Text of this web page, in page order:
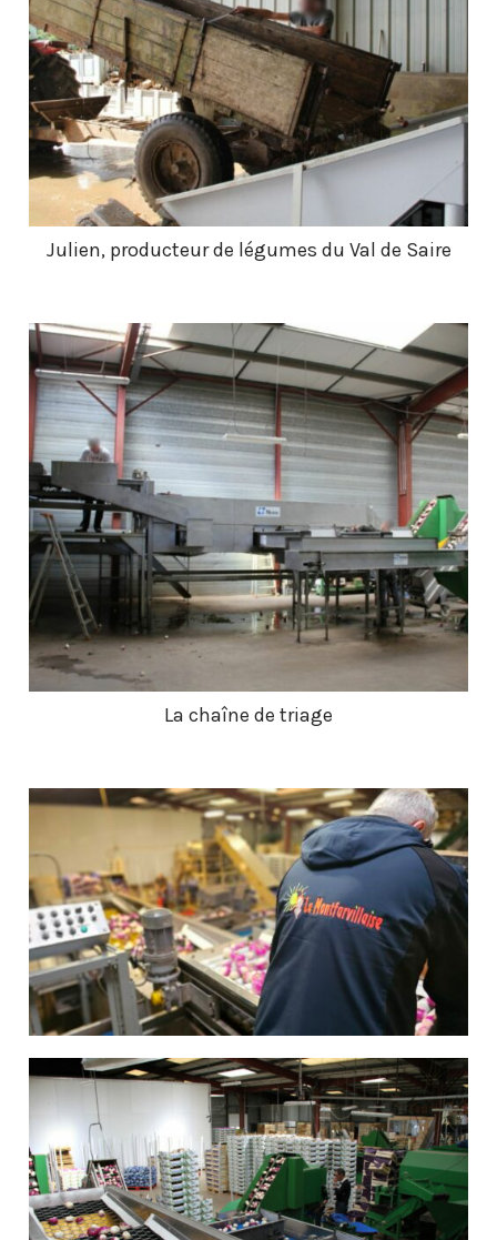
Julien, producteur de légumes du Val de Saire
La chaîne de triage